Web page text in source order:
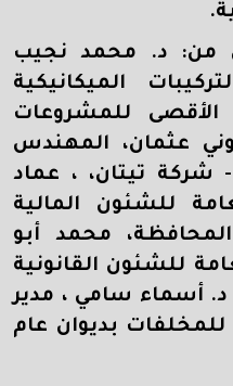
.
من: د. محمد نجيب
الميكانيكية
للمشروعات
عثمان، المهندس
تيتان، ، عماد
للشئون المالية
المحافظة، محمد أبو
للشئون القانونية
د. أسماء سامي ، مدير
للمخلفات بديوان عام